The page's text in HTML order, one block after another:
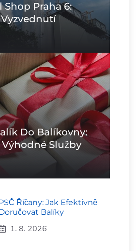
Shop Praha 6:
Do Balíkovny:
Služby
Říčany: Jak Efektivně
Balíky
1. 8. 2026